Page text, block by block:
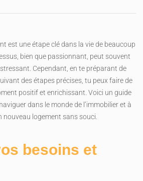
est une étape clé dans la vie de beaucoup
bien que passionnant, peut souvent
Cependant, en te préparant de
des étapes précises, tu peux faire de
positif et enrichissant. Voici un guide
dans le monde de l’immobilier et à
nouveau logement sans souci.
besoins et